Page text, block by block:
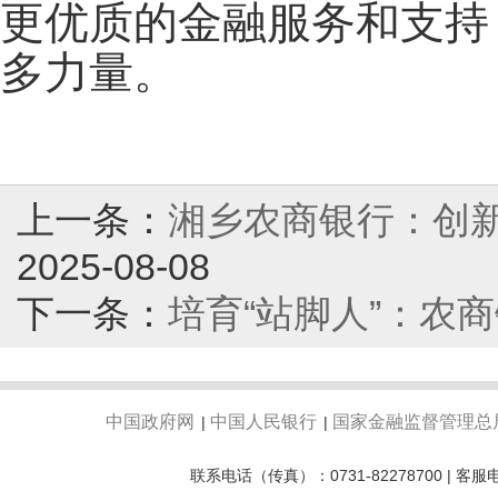
更优质的金融服务和支
多力量。
上一条： 湘乡农商银行：创
2025-08-08
下一条： 培育“站脚人”：农
中国政府网 | 中国人民银行 | 国家金融监督管理总
联系电话（传真）：0731-82278700 | 客服